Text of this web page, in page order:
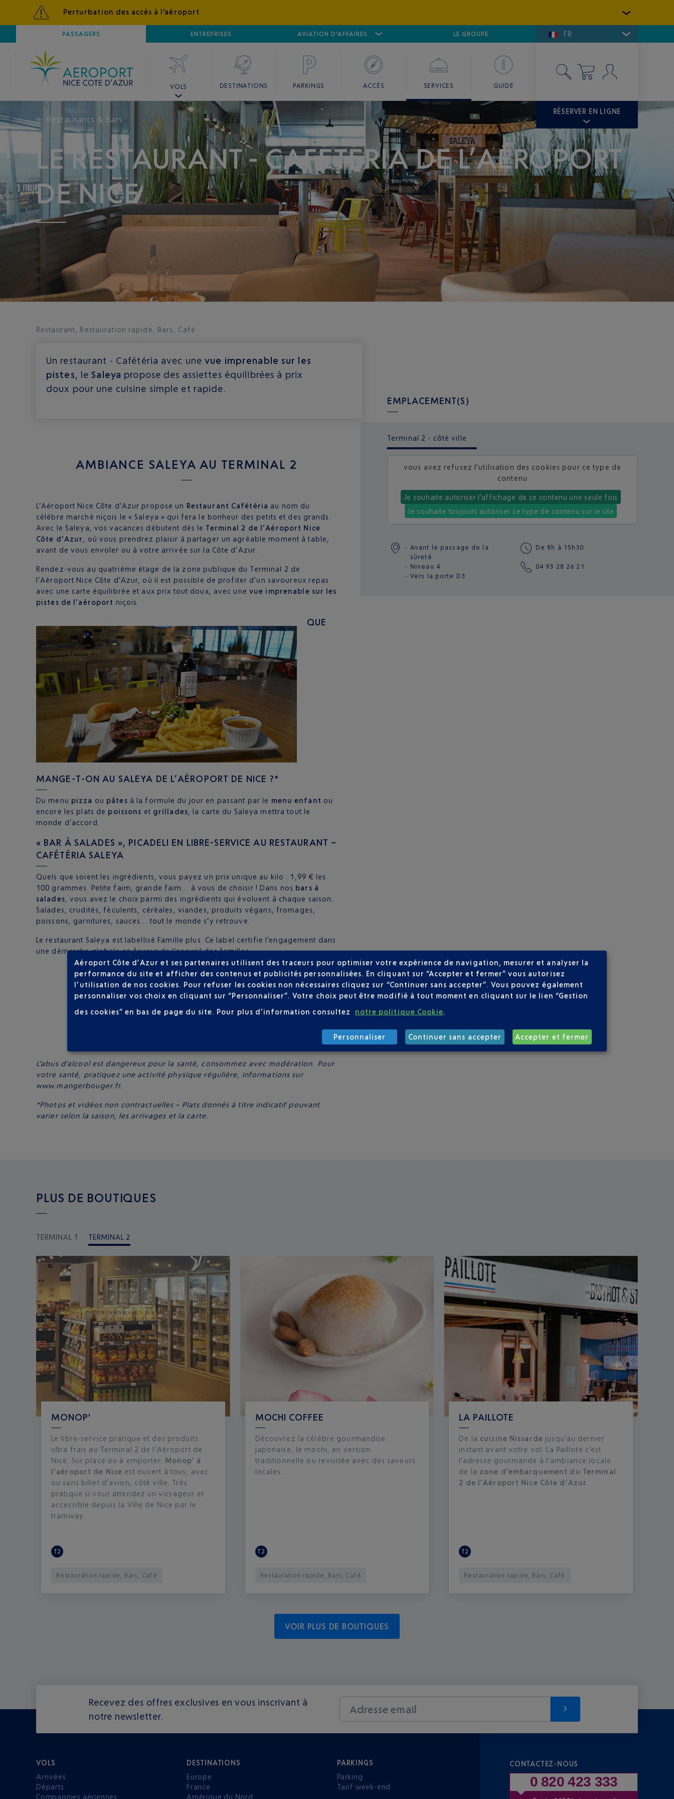
Perturbation des accès à l'aéroport
PASSAGERS ENTREPRISES AVIATION D'AFFAIRES
AÉROPORTNICE CÔTE D'AZUR AÉROPORT CANNES MANDELIEU GOLFE DE SAINT-TROPEZ
LE GROUPE FR
VOLS DESTINATIONS PARKINGS ACCÈS SERVICES GUIDE
RÉSERVER EN LIGNE
← Restaurants & Bars
LE RESTAURANT - CAFÉTÉRIA DE L’AÉROPORT
DE NICE
Restaurant, Restauration rapide, Bars, Café
Un restaurant - Cafétéria avec unevue imprenable sur les
pistes, le Saleya propose des assiettes équilibrées à prix
doux pour une cuisine simple et rapide.
AMBIANCE SALEYA AU TERMINAL 2
L’Aéroport Nice Côte d’Azur propose un Restaurant Cafétéria au nom du
célèbre marché niçois le « Saleya » qui fera le bonheur des petits et des grands.
Avec le Saleya, vos vacances débutent dès le Terminal 2 de l’Aéroport Nice
Côte d’Azur, où vous prendrez plaisir à partager un agréable moment à table,
avant de vous envoler ou à votre arrivée sur la Côte d’Azur.
Rendez-vous au quatrième étage de la zone publique du Terminal 2 de
l’Aéroport Nice Côte d’Azur, où il est possible de profiter d’un savoureux repas
avec une carte équilibrée et aux prix tout doux, avec une vue imprenable sur les
pistes de l’aéroport niçois.
QUE
MANGE-T-ON AU SALEYA DE L’AÉROPORT DE NICE ?*
Du menu pizza ou pâtes à la formule du jour en passant par le menu enfant ou
encore les plats de poissons et grillades, la carte du Saleya mettra tout le
monde d’accord.
« BAR À SALADES », PICADELI EN LIBRE-SERVICE AU RESTAURANT –
CAFÉTÉRIA SALEYA
Quels que soient les ingrédients, vous payez un prix unique au kilo : 1,99 € les
100 grammes. Petite faim, grande faim… à vous de choisir ! Dans nos bars à
salades, vous avez le choix parmi des ingrédients qui évoluent à chaque saison.
Salades, crudités, féculents, céréales, viandes, produits végans, fromages,
poissons, garnitures, sauces… tout le monde s’y retrouve.
Le restaurant Saleya est labellisé Famille plus. Ce label certifie l’engagement dans
une démarche globale en faveur de l’accueil des familles.
L'abus d'alcool est dangereux pour la santé, consommez avec modération. Pour
votre santé, pratiquez une activité physique régulière, informations sur
www.mangerbouger.fr.
*Photos et vidéos non contractuelles – Plats donnés à titre indicatif pouvant
varier selon la saison, les arrivages et la carte.
EMPLACEMENT(S)
Terminal 2 - côté ville
vous avez refusez l'utilisation des cookies pour ce type de
contenu
Je souhaite autoriser l'affichage de ce contenu une seule fois
Je souhaite toujours autoriser ce type de contenu sur le site
Avant le passage de la
sûreté
Niveau 4
Vers la porte D3
De 8h à 15h30
04 93 28 26 21
PLUS DE BOUTIQUES
TERMINAL 1 TERMINAL 2
MONOP'
Le libre-service pratique et des produits
ultra frais au Terminal 2 de l’Aéroport de
Nice. Sur place ou à emporter. Monop’ à
l’aéroport de Nice est ouvert à tous, avec
ou sans billet d’avion, côté ville. Très
pratique si vous attendez un voyageur et
accessible depuis la Ville de Nice par le
tramway.
T2
Restauration rapide, Bars, Café
MOCHI COFFEE
Découvrez la célèbre gourmandise
japonaise, le mochi, en version
traditionnelle ou revisitée avec des saveurs
locales.
T2
Restauration rapide, Bars, Café
LA PAILLOTE
De la cuisine Nissarde jusqu'au dernier
instant avant votre vol. La Paillote c’est
l'adresse gourmande à l’ambiance locale
de la zone d’embarquement du Terminal
2 de l’Aéroport Nice Côte d’Azur
T2
Restauration rapide, Bars, Café
VOIR PLUS DE BOUTIQUES
Recevez des offres exclusives en vous inscrivant à
notre newsletter.
Adresse email
VOLS
Arrivées
Départs
Compagnies aériennes
DESTINATIONS
Europe
France
Amérique du Nord
PARKINGS
Parking
Tarif week-end
CONTACTEZ-NOUS
0 820 423 333
Aéroport Côte d’Azur et ses partenaires utilisent des traceurs pour optimiser votre expérience de navigation, mesurer et analyser la
performance du site et afficher des contenus et publicités personnalisées. En cliquant sur “Accepter et fermer” vous autorisez
l’utilisation de nos cookies. Pour refuser les cookies non nécessaires cliquez sur “Continuer sans accepter”. Vous pouvez également
personnaliser vos choix en cliquant sur “Personnaliser”. Votre choix peut être modifié à tout moment en cliquant sur le lien “Gestion
des cookies” en bas de page du site. Pour plus d’information consultez notre politique Cookie
Personnaliser Continuer sans accepter Accepter et fermer